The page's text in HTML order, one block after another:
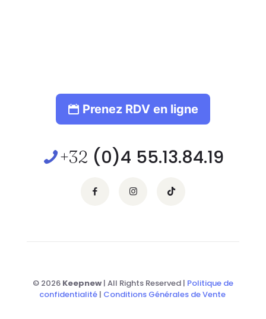
Prenez RDV en ligne
+32 (0)4 55.13.84.19
© 2026 Keepnew | All Rights Reserved | Politique de
confidentialité| Conditions Générales de Vente